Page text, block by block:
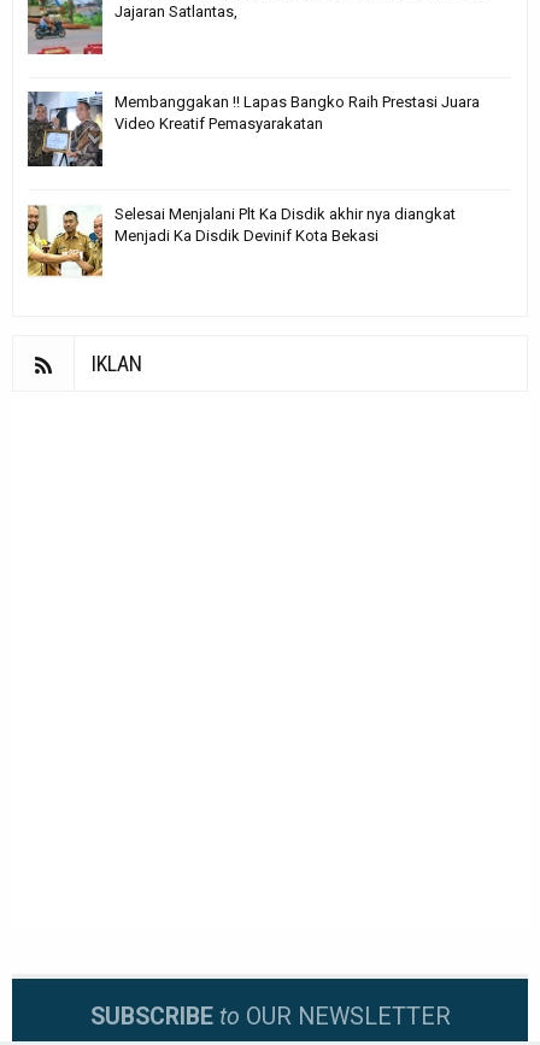
Jajaran Satlantas,
Membanggakan !! Lapas Bangko Raih Prestasi Juara
Video Kreatif Pemasyarakatan
Selesai Menjalani Plt Ka Disdik akhir nya diangkat
Menjadi Ka Disdik Devinif Kota Bekasi
IKLAN
SUBSCRIBE to OUR NEWSLETTER